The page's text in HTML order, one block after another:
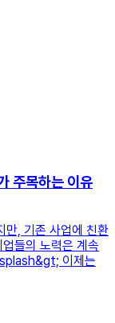
주목하는 이유
만, 기존 사업에 친환
들의 노력은 계속
이제는